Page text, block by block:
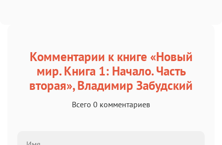
Комментарии к книге «Новый
мир. Книга 1: Начало. Часть
вторая», Владимир Забудский
Всего 0 комментариев